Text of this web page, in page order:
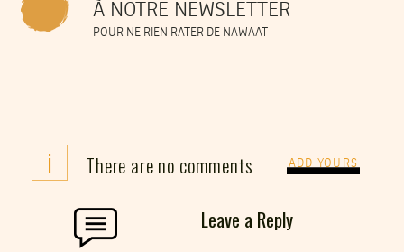
À NOTRE NEWSLETTER
POUR NE RIEN RATER DE NAWAAT
i There are no comments ADD YOURS
Leave a Reply